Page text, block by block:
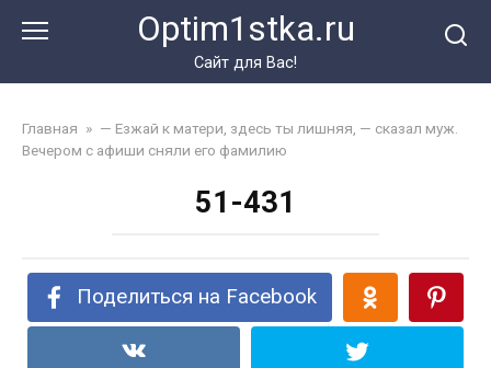
Optim1stka.ru
Сайт для Вас!
Главная » — Езжай к матери, здесь ты лишняя, — сказал муж.
Вечером с афиши сняли его фамилию
51-431
Поделиться на Facebook